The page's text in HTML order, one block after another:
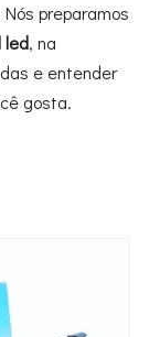
preparamos
led, na
e entender
gosta.